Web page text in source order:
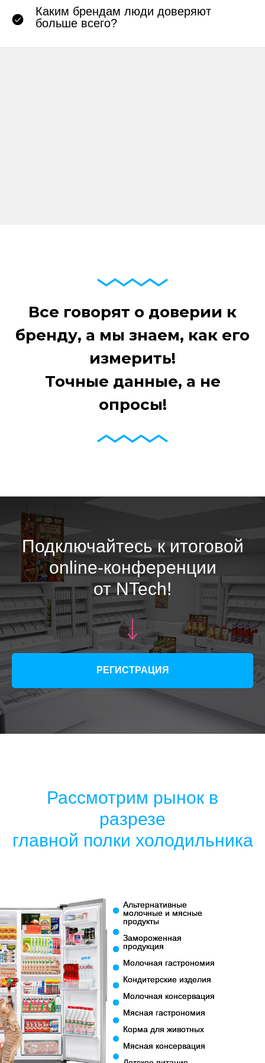
Каким брендам люди доверяют
больше всего?
Все говорят о доверии к
бренду, а мы знаем, как его
измерить!
Точные данные, а не
опросы!
Подключайтесь к итоговой
online-конференции
от NTech!
РЕГИСТРАЦИЯ
Рассмотрим рынок в
разрезе
главной полки холодильника
Альтернативные
молочные и мясные
продукты
Замороженная
продукция
Молочная гастрономия
Кондитерские изделия
Молочная консервация
Мясная гастрономия
Корма для животных
Мясная консервация
Альтернативные
молочные и мясные
продукты
Замороженная
продукция
Молочная гастрономия
Кондитерские изделия
Молочная консервация
Мясная гастрономия
Корма для животных
Мясная консервация